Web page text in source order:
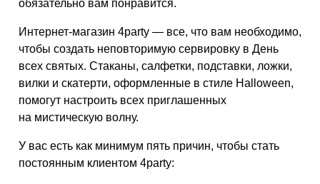
обязательно вам понравится.
Интернет-магазин 4party — все, что вам необходимо,
чтобы создать неповторимую сервировку в День
всех святых. Стаканы, салфетки, подставки, ложки,
вилки и скатерти, оформленные в стиле Halloween,
помогут настроить всех приглашенных
на мистическую волну.
У вас есть как минимум пять причин, чтобы стать
постоянным клиентом 4party: